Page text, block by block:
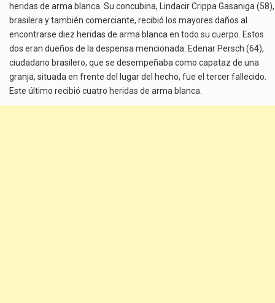
heridas de arma blanca. Su concubina, Lindacir Crippa Gasaniga (58),
brasilera y también comerciante, recibió los mayores daños al
encontrarse diez heridas de arma blanca en todo su cuerpo. Estos
dos eran dueños de la despensa mencionada. Edenar Persch (64),
ciudadano brasilero, que se desempeñaba como capataz de una
granja, situada en frente del lugar del hecho, fue el tercer fallecido.
Este último recibió cuatro heridas de arma blanca.